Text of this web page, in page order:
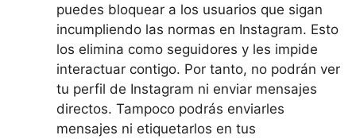
puedes bloquear a los usuarios que sigan
incumpliendo las normas en Instagram. Esto
los elimina como seguidores y les impide
interactuar contigo. Por tanto, no podrán ver
tu perfil de Instagram ni enviar mensajes
directos. Tampoco podrás enviarles
mensajes ni etiquetarlos en tus